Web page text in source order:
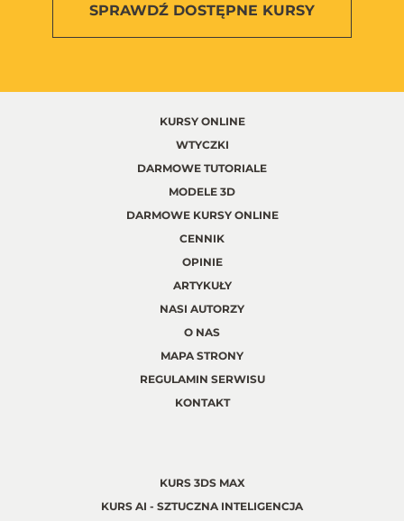
SPRAWDŹ DOSTĘPNE KURSY
KURSY ONLINE
WTYCZKI
DARMOWE TUTORIALE
MODELE 3D
DARMOWE KURSY ONLINE
CENNIK
OPINIE
ARTYKUŁY
NASI AUTORZY
O NAS
MAPA STRONY
REGULAMIN SERWISU
KONTAKT
KURS 3DS MAX
KURS AI - SZTUCZNA INTELIGENCJA